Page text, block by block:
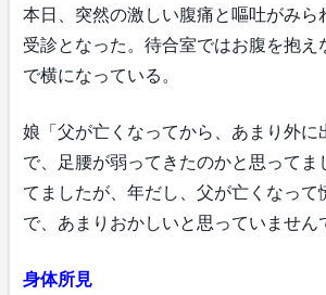
本日、突然の激しい腹痛と嘔吐がみら
受診となった。待合室ではお腹を抱え
で横になっている。
娘「父が亡くなってから、あまり外に
で、足腰が弱ってきたのかと思ってま
てましたが、年だし、父が亡くなって
で、あまりおかしいと思っていません
身体所見